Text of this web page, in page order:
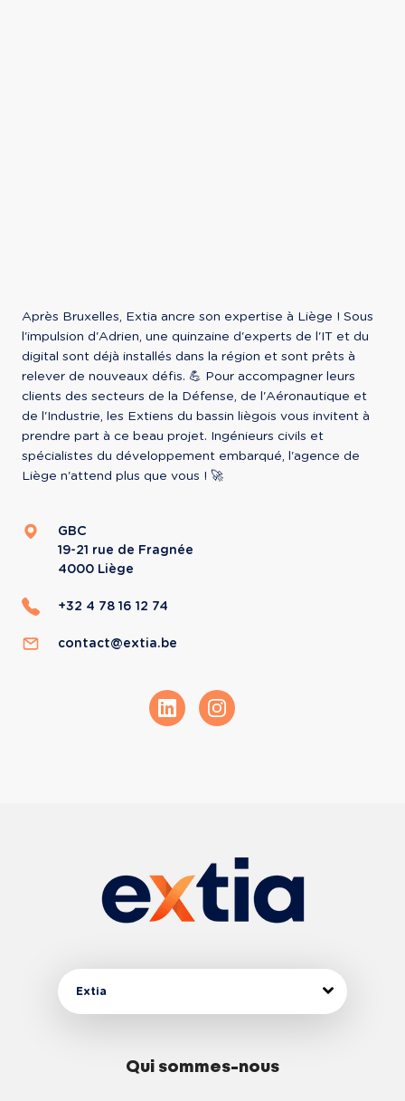
Après Bruxelles, Extia ancre son expertise à Liège ! Sous
l'impulsion d'Adrien, une quinzaine d'experts de l'IT et du
digital sont déjà installés dans la région et sont prêts à
relever de nouveaux défis. 💪 Pour accompagner leurs
clients des secteurs de la Défense, de l'Aéronautique et
de l'Industrie, les Extiens du bassin liègois vous invitent à
prendre part à ce beau projet. Ingénieurs civils et
spécialistes du développement embarqué, l'agence de
Liège n'attend plus que vous ! 🚀
GBC
19-21 rue de Fragnée
4000 Liège
+32 4 78 16 12 74
contact@extia.be
Extia
Qui sommes-nous